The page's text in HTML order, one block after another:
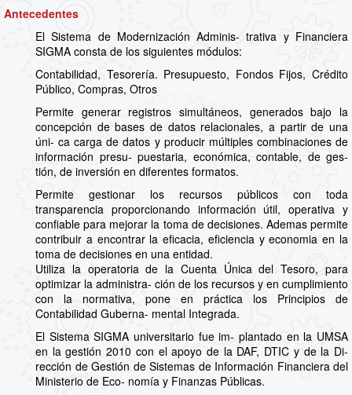
Antecedentes
El Sistema de Modernización Adminis- trativa y Financiera
SIGMA consta de los siguientes módulos:
Contabilidad, Tesorería. Presupuesto, Fondos Fijos, Crédito
Público, Compras, Otros
Permite generar registros simultáneos, generados bajo la
concepción de bases de datos relacionales, a partir de una
úni- ca carga de datos y producir múltiples combinaciones de
información presu- puestaria, económica, contable, de ges-
tión, de inversión en diferentes formatos.
Permite gestionar los recursos públicos con toda
transparencia proporcionando información útil, operativa y
confiable para mejorar la toma de decisiones. Ademas permite
contribuir a encontrar la eficacia, eficiencia y economia en la
toma de decisiones en una entidad.
Utiliza la operatoria de la Cuenta Única del Tesoro, para
optimizar la administra- ción de los recursos y en cumplimiento
con la normativa, pone en práctica los Principios de
Contabilidad Guberna- mental Integrada.
El Sistema SIGMA universitario fue im- plantado en la UMSA
en la gestión 2010 con el apoyo de la DAF, DTIC y de la Di-
rección de Gestión de Sistemas de Información Financiera del
Ministerio de Eco- nomía y Finanzas Públicas.